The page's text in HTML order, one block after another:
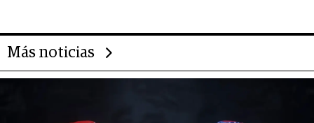
Más noticias